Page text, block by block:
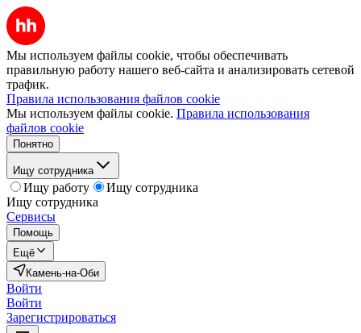
Мы используем файлы cookie, чтобы обеспечивать
правильную работу нашего веб-сайта и анализировать сетевой
трафик.
Правила использования файлов cookie
Мы используем файлы cookie. Правила использования
файлов cookie
Понятно
Ищу сотрудника
Ищу работу
Ищу сотрудника
Ищу сотрудника
Сервисы
Помощь
Ещё
Камень-на-Оби
Войти
Войти
Зарегистрироваться